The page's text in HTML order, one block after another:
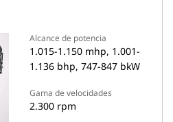
Alcance de potencia
1.015-1.150 mhp, 1.001-
1.136 bhp, 747-847 bkW
Gama de velocidades
2.300 rpm